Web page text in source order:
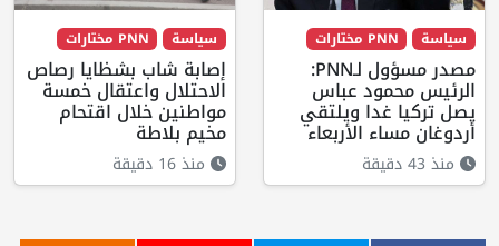
سياسة PNN مختارات
مصدر مسؤول لـPNN:
الرئيس محمود عباس
يصل تركيا غدا ويلتقي
أردوغان مساء الأربعاء
منذ 43 دقيقة
سياسة PNN مختارات
إصابة شاب بشظايا رصاص
الاحتلال واعتقال خمسة
مواطنين خلال اقتحام
مخيم بلاطة
منذ 16 دقيقة